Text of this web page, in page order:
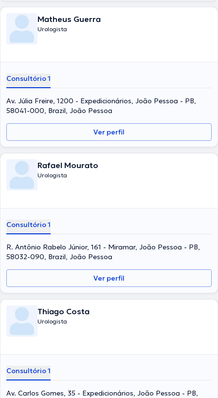
Matheus Guerra
Urologista
Consultório 1
Av. Júlia Freire, 1200 - Expedicionários, João Pessoa - PB,
58041-000, Brazil, João Pessoa
Ver perfil
Rafael Mourato
Urologista
Consultório 1
R. Antônio Rabelo Júnior, 161 - Miramar, João Pessoa - PB,
58032-090, Brazil, João Pessoa
Ver perfil
Thiago Costa
Urologista
Consultório 1
Av. Carlos Gomes, 35 - Expedicionários, João Pessoa - PB,